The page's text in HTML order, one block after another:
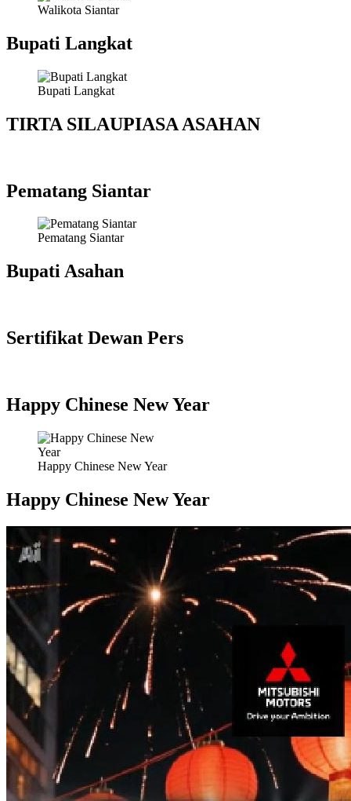
Walikota Siantar
Bupati Langkat
Bupati Langkat
TIRTA SILAUPIASA ASAHAN
Pematang Siantar
Pematang Siantar
Bupati Asahan
Sertifikat Dewan Pers
Happy Chinese New Year
Happy Chinese New Year
Happy Chinese New Year